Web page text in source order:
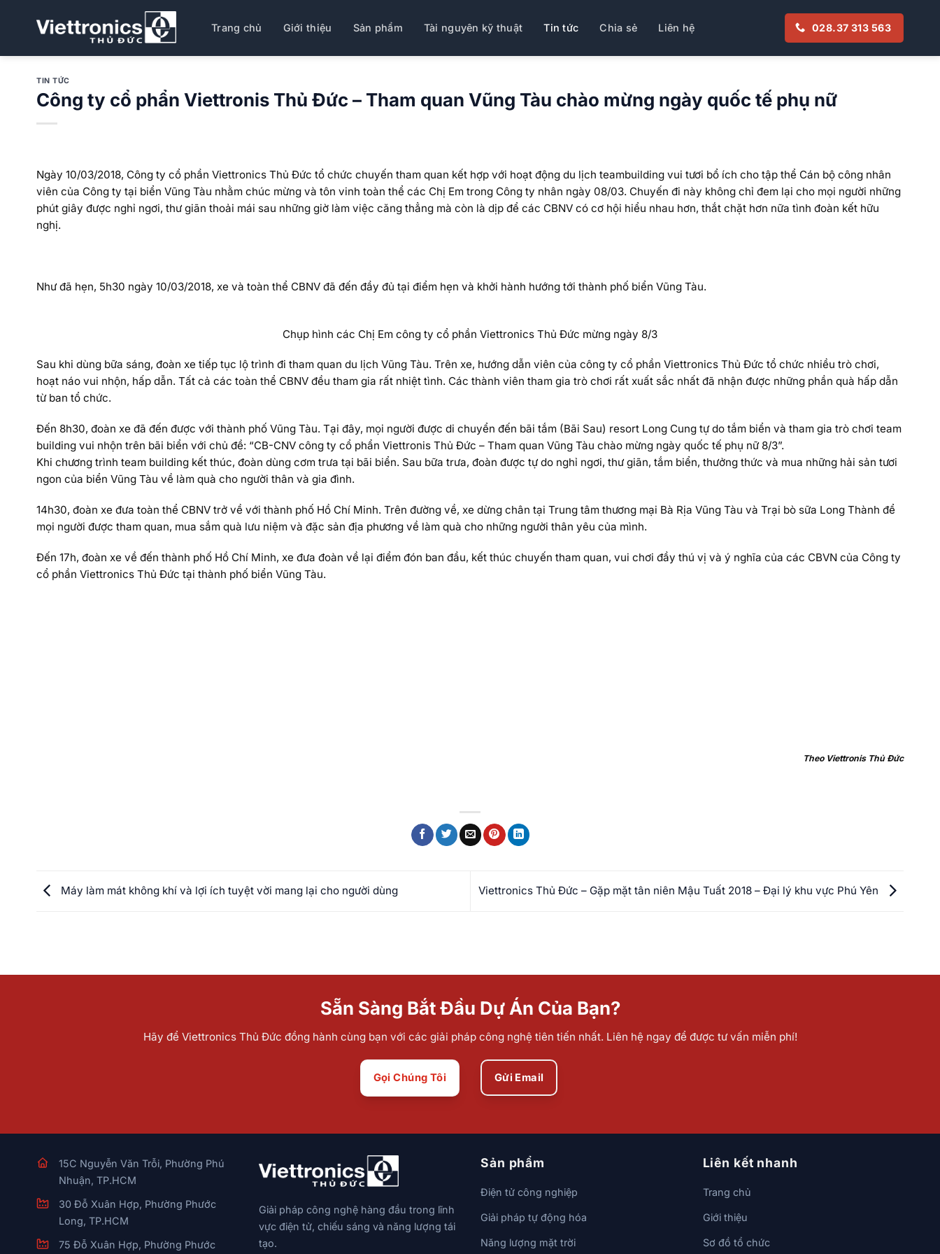
dung
Trang chủ Giới thiệu Sản phẩm Tài nguyên kỹ thuật Tin tức Chia sẻ Liên hệ 028.37 313 563
TIN TỨC
Công ty cổ phẩn Viettronis Thủ Đức – Tham quan Vũng Tàu chào mừng ngày quốc tế phụ nữ
Ngày 10/03/2018, Công ty cổ phần Viettronics Thủ Đức tổ chức chuyến tham quan kết hợp với hoạt động du lịch teambuilding vui tươi bổ ích cho tập thể Cán bộ công nhân
viên của Công ty tại biển Vũng Tàu nhằm chúc mừng và tôn vinh toàn thể các Chị Em trong Công ty nhân ngày 08/03. Chuyến đi này không chỉ đem lại cho mọi người những
phút giây được nghỉ ngơi, thư giãn thoải mái sau những giờ làm việc căng thẳng mà còn là dịp để các CBNV có cơ hội hiểu nhau hơn, thắt chặt hơn nữa tình đoàn kết hữu
nghị.
Như đã hẹn, 5h30 ngày 10/03/2018, xe và toàn thể CBNV đã đến đầy đủ tại điểm hẹn và khởi hành hướng tới thành phố biển Vũng Tàu.
Chụp hình các Chị Em công ty cổ phần Viettronics Thủ Đức mừng ngày 8/3
Sau khi dùng bữa sáng, đoàn xe tiếp tục lộ trình đi tham quan du lịch Vũng Tàu. Trên xe, hướng dẫn viên của công ty cổ phần Viettronics Thủ Đức tổ chức nhiều trò chơi,
hoạt náo vui nhộn, hấp dẫn. Tất cả các toàn thể CBNV đều tham gia rất nhiệt tình. Các thành viên tham gia trò chơi rất xuất sắc nhất đã nhận được những phần quà hấp dẫn
từ ban tổ chức.
Đến 8h30, đoàn xe đã đến được với thành phố Vũng Tàu. Tại đây, mọi người được di chuyển đến bãi tắm (Bãi Sau) resort Long Cung tự do tắm biển và tham gia trò chơi team
building vui nhộn trên bãi biển với chủ đề: “CB-CNV công ty cổ phẩn Viettronis Thủ Đức – Tham quan Vũng Tàu chào mừng ngày quốc tế phụ nữ 8/3”.
Khi chương trình team building kết thúc, đoàn dùng cơm trưa tại bãi biển. Sau bữa trưa, đoàn được tự do nghỉ ngơi, thư giãn, tắm biển, thưởng thức và mua những hải sản tươi
ngon của biển Vũng Tàu về làm quà cho người thân và gia đình.
14h30, đoàn xe đưa toàn thể CBNV trở về với thành phố Hồ Chí Minh. Trên đường về, xe dừng chân tại Trung tâm thương mại Bà Rịa Vũng Tàu và Trại bò sữa Long Thành để
mọi người được tham quan, mua sắm quà lưu niệm và đặc sản địa phương về làm quà cho những người thân yêu của mình.
Đến 17h, đoàn xe về đến thành phố Hồ Chí Minh, xe đưa đoàn về lại điểm đón ban đầu, kết thúc chuyến tham quan, vui chơi đầy thú vị và ý nghĩa của các CBVN của Công ty
cổ phần Viettronics Thủ Đức tại thành phố biển Vũng Tàu.
Theo Viettronis Thủ Đức
Máy làm mát không khí và lợi ích tuyệt vời mang lại cho người dùng Viettronics Thủ Đức – Gặp mặt tân niên Mậu Tuất 2018 – Đại lý khu vực Phú Yên
Sẵn Sàng Bắt Đầu Dự Án Của Bạn?
Hãy để Viettronics Thủ Đức đồng hành cùng bạn với các giải pháp công nghệ tiên tiến nhất. Liên hệ ngay để được tư vấn miễn phí!
Gọi Chúng Tôi Gửi Email
15C Nguyễn Văn Trỗi, Phường Phú
Nhuận, TP.HCM
30 Đỗ Xuân Hợp, Phường Phước
Long, TP.HCM
75 Đỗ Xuân Hợp, Phường Phước
Giải pháp công nghệ hàng đầu trong lĩnh
vực điện tử, chiếu sáng và năng lượng tái
tạo.
Sản phẩm
Điện tử công nghiệp
Giải pháp tự động hóa
Năng lượng mặt trời
Liên kết nhanh
Trang chủ
Giới thiệu
Sơ đồ tổ chức